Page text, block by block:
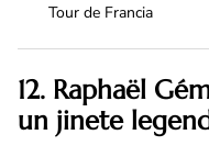
Tour de Francia
12. Raphaël
un jinete